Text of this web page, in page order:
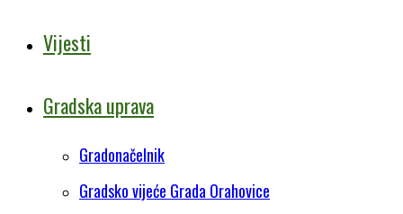
Vijesti
Gradska uprava
Gradonačelnik
Gradsko vijeće Grada Orahovice